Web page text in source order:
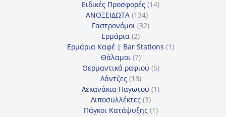
προϊόν
Ειδικές Προσφορές 1414
ΑΝΟΞΕΙΔΩΤΑ 134134
προϊόντα
Γαστρονόμοι 3232
Ερμάρια 22
προϊόντα
Ερμάρια Καφέ | Bar Stations 11
Θάλαμοι 77
προϊόντα
Θερμαντικά ραφιού 55
Λάντζες 1818
προϊόντα
Λεκανάκια Παγωτού 11
Λιποσυλλέκτες 33
προϊόντα
Πάγκοι Κατάψυξης 11